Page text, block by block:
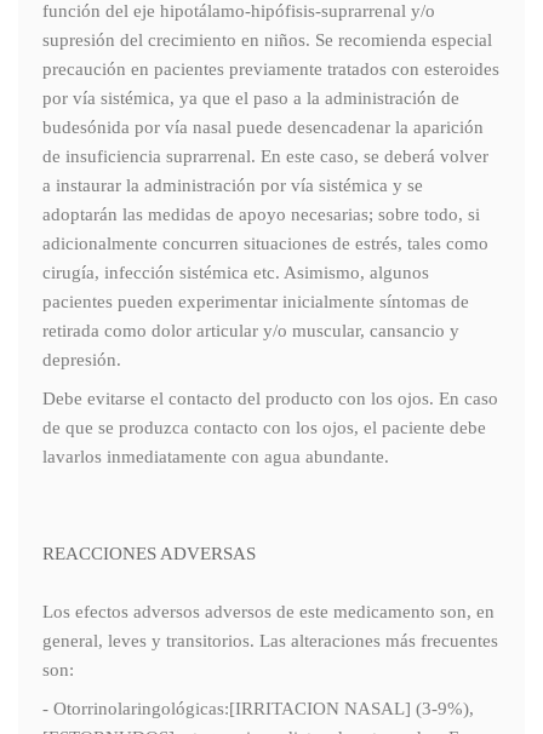
función del eje hipotálamo-hipófisis-suprarrenal y/o
supresión del crecimiento en niños. Se recomienda especial
precaución en pacientes previamente tratados con esteroides
por vía sistémica, ya que el paso a la administración de
budesónida por vía nasal puede desencadenar la aparición
de insuficiencia suprarrenal. En este caso, se deberá volver
a instaurar la administración por vía sistémica y se
adoptarán las medidas de apoyo necesarias; sobre todo, si
adicionalmente concurren situaciones de estrés, tales como
cirugía, infección sistémica etc. Asimismo, algunos
pacientes pueden experimentar inicialmente síntomas de
retirada como dolor articular y/o muscular, cansancio y
depresión.
Debe evitarse el contacto del producto con los ojos. En caso
de que se produzca contacto con los ojos, el paciente debe
lavarlos inmediatamente con agua abundante.
REACCIONES ADVERSAS
Los efectos adversos adversos de este medicamento son, en
general, leves y transitorios. Las alteraciones más frecuentes
son:
- Otorrinolaringológicas:[IRRITACION NASAL] (3-9%),